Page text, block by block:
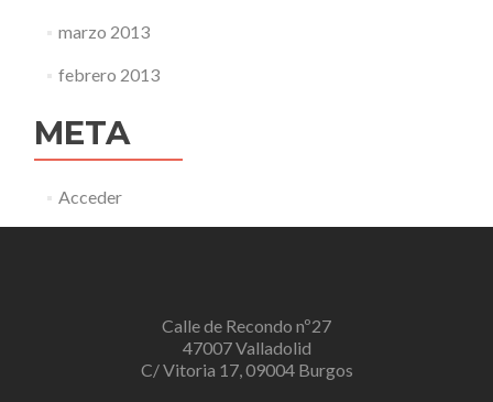
marzo 2013
febrero 2013
META
Acceder
Calle de Recondo nº27
47007 Valladolid
C/ Vitoria 17, 09004 Burgos